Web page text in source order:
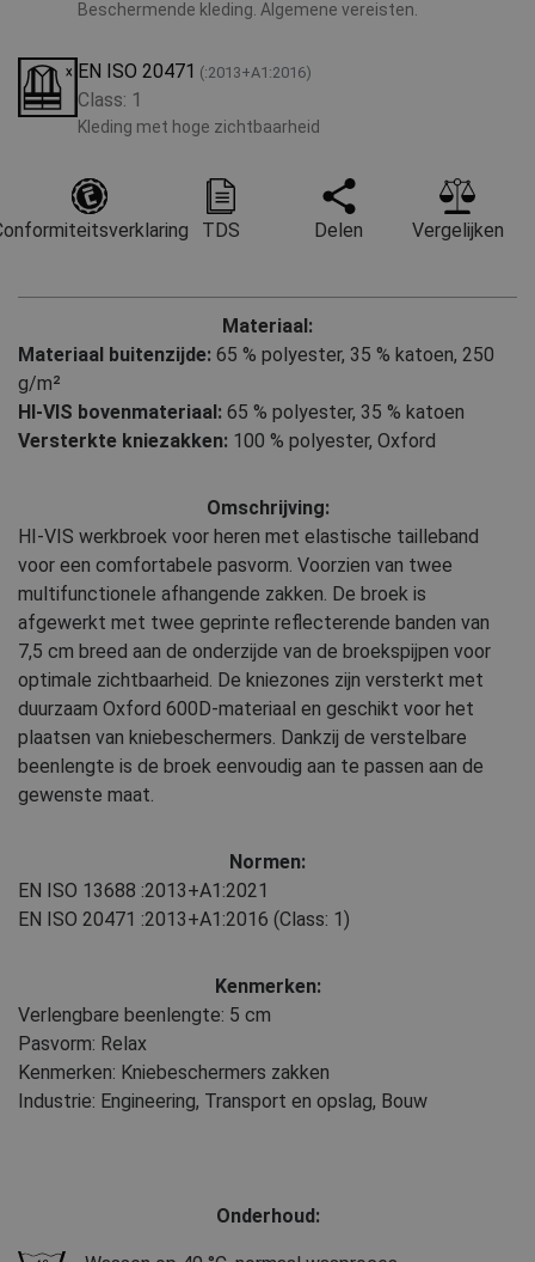
Beschermende kleding. Algemene vereisten.
EN ISO 20471 (:2013+A1:2016)
Class: 1
Kleding met hoge zichtbaarheid
TDS Delen Vergelijken
Materiaal:
Materiaal buitenzijde: 65 % polyester, 35 % katoen, 250
g/m²
HI-VIS bovenmateriaal: 65 % polyester, 35 % katoen
Versterkte kniezakken: 100 % polyester, Oxford
Omschrijving:
HI-VIS werkbroek voor heren met elastische tailleband
voor een comfortabele pasvorm. Voorzien van twee
multifunctionele afhangende zakken. De broek is
afgewerkt met twee geprinte reflecterende banden van
7,5 cm breed aan de onderzijde van de broekspijpen voor
optimale zichtbaarheid. De kniezones zijn versterkt met
duurzaam Oxford 600D-materiaal en geschikt voor het
plaatsen van kniebeschermers. Dankzij de verstelbare
beenlengte is de broek eenvoudig aan te passen aan de
gewenste maat.
Normen:
EN ISO 13688 :2013+A1:2021
EN ISO 20471 :2013+A1:2016 (Class: 1)
Kenmerken:
Verlengbare beenlengte: 5 cm
Pasvorm: Relax
Kenmerken: Kniebeschermers zakken
Industrie: Engineering, Transport en opslag, Bouw
Onderhoud: